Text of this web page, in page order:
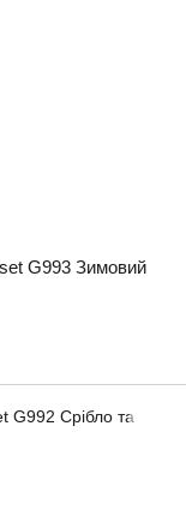
G993 Зимовий